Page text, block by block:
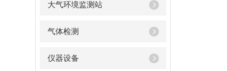
大气环境监测站
气体检测
仪器设备